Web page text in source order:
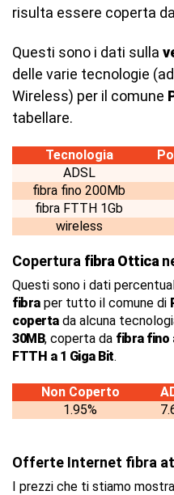
risulta essere coperta
Questi sono i dati sulla
delle varie tecnologie
Wireless) per il comune
tabellare.
Tecnologia
ADSL
fibra fino 200Mb
fibra FTTH 1Gb
wireless
Copertura fibra Ottica
Questi sono i dati
fibraper tutto il comune di
copertada alcuna
30MB, coperta da fibra fino
FTTH a 1 Giga Bit.
Non Coperto
1.95%
Offerte Internet fibra
I prezzi che ti stiamo